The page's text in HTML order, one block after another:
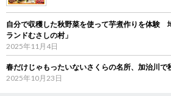
自分で収穫した秋野菜を使って芋煮作りを体験
ランドむさしの村」
2025年11月4日
春だけじゃもったいないさくらの名所、加治川で
2025年10月23日